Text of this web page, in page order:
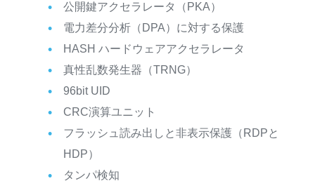
公開鍵アクセラレータ（PKA）
電力差分分析（DPA）に対する保護
HASH ハードウェアアクセラレータ
真性乱数発生器（TRNG）
96bit UID
CRC演算ユニット
フラッシュ読み出しと非表示保護（RDPと
HDP）
タンパ検知